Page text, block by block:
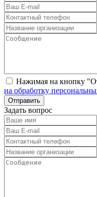
Нажимая на кнопку
на обработку
Задать вопрос